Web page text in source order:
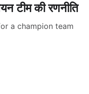
टीम की रणनीति
a champion team